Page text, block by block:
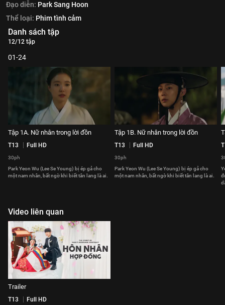
Đạo diễn: Park Sang Hoon
Thể loại: Phim tình cảm
Danh sách tập
12/12 tập
01-24
Tập 1A. Nữ nhân trong lời đồn
T13 Full HD
30ph
Park Yeon Wu (Lee Se Young) bị ép gả cho
một nam nhân, bất ngờ khi biết tân lang là ai.
Tập 1B. Nữ nhân trong lời đồn
T13 Full HD
30ph
Park Yeon Wu (Lee Se Young) bị ép gả cho
một nam nhân, bất ngờ khi biết tân lang là ai.
Video liên quan
Trailer
T13 Full HD